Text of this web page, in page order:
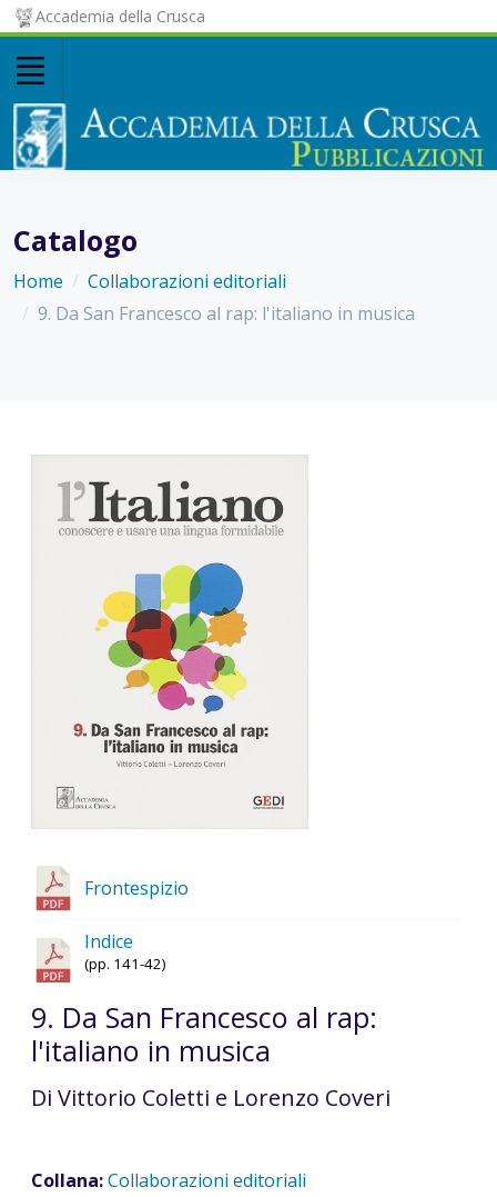
Accademia della Crusca
Catalogo
Home
Collaborazioni editoriali
9. Da San Francesco al rap: l'italiano in musica
Frontespizio
Indice
(pp. 141-42)
9. Da San Francesco al rap:
l'italiano in musica
Di Vittorio Coletti e Lorenzo Coveri
Collana:Collaborazioni editoriali